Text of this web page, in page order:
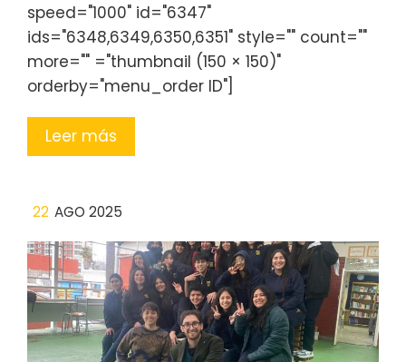
speed="1000" id="6347"
ids="6348,6349,6350,6351" style="" count=""
more="" ="thumbnail (150 × 150)"
orderby="menu_order ID"]
Leer más
22 AGO 2025